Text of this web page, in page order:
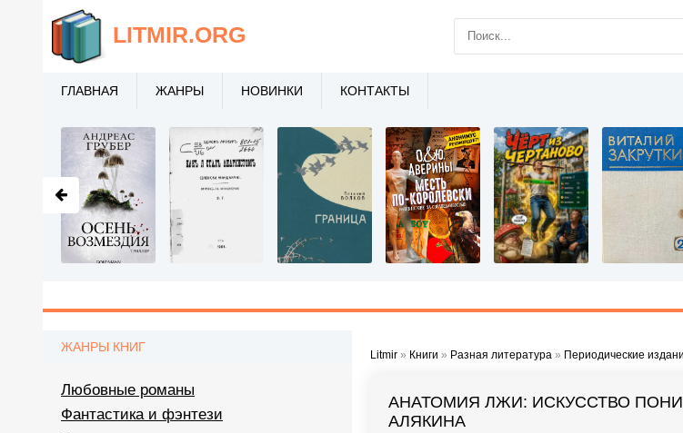
Litmir » Книги » Разная литература » Периодические
АНАТОМИЯ ЛЖИ: ИСКУССТВО
АЛЯКИНА
ЖАНРЫ КНИГ
Любовные романы
Фантастика и фэнтези
LITMIR.ORG
ГЛАВНАЯ ЖАНРЫ НОВИНКИ КОНТАКТЫ